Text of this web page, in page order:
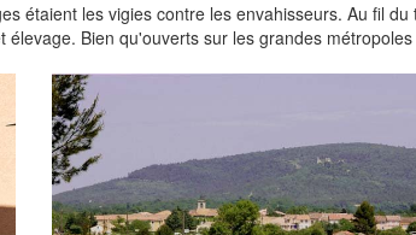
étaient les vigies contre les envahisseurs. Au fil
Bien qu'ouverts sur les grandes